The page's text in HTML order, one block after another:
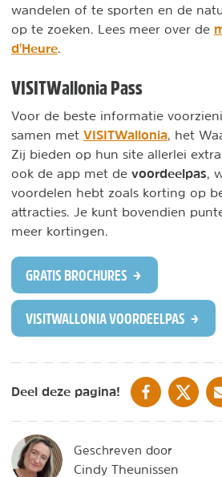
wandelen of te sporten en de
op te zoeken. Lees meer over de
d'Heure.
VISITWallonia Pass
Voor de beste informatie
samen met VISITWallonia, het
Zij bieden op hun site allerlei
ook de app met de voordeelpas,
voordelen hebt zoals korting op
attracties. Je kunt bovendien
meer kortingen.
GRATIS BROCHURES
VISITWALLONIA VOORDEELPAS
Deel deze pagina! DELEN OPDELEN
Geschreven door
Cindy Theunissen